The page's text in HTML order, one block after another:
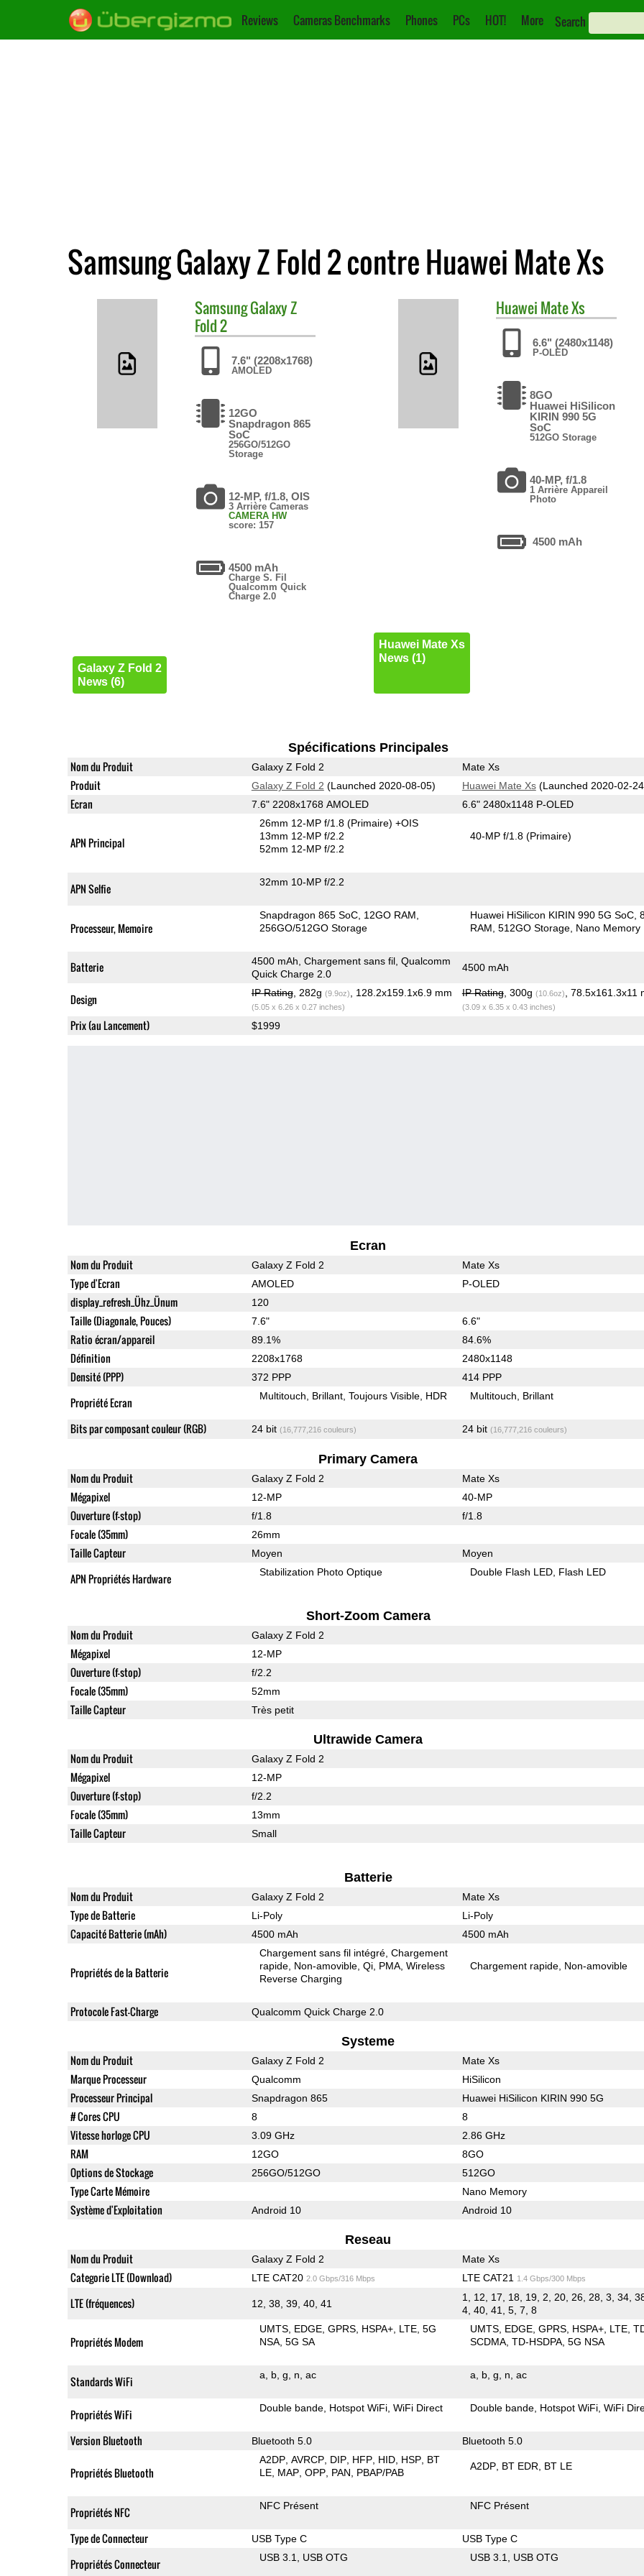
Reviews Cameras Benchmarks Phones PCs HOT! More Search
Samsung Galaxy Z Fold 2 contre Huawei Mate Xs
SamsungGalaxy Z
Fold 2
7.6" (2208x1768)
AMOLED
12GO
Snapdragon 865
SoC
256GO/512GO
Storage
12-MP, f/1.8, OIS
3 Arrière Cameras
CAMERA HW
score: 157
4500 mAh
Charge S. Fil
Qualcomm Quick
Charge 2.0
Galaxy Z Fold 2
News (6)
Huawei Mate Xs
6.6" (2480x1148)
P-OLED
8GO
Huawei HiSilicon
KIRIN 990 5G
SoC
512GO Storage
40-MP, f/1.8
1 Arrière Appareil
Photo
4500 mAh
Huawei Mate Xs
News (1)
Spécifications Principales
Nom du Produit Galaxy Z Fold 2 Mate Xs
Produit Galaxy Z Fold 2 (Launched 2020-08-05) Huawei Mate Xs(Launched 2020-02-
Ecran 7.6" 2208x1768 AMOLED 6.6" 2480x1148 P-OLED
APN Principal
26mm 12-MP f/1.8(Primaire) +OIS
13mm 12-MP f/2.2
52mm 12-MP f/2.2
40-MP f/1.8(Primaire)
APN Selfie 32mm 10-MP f/2.2
Processeur, Memoire
Snapdragon 865 SoC 12GO RAM
256GO/512GO Storage
Huawei HiSilicon KIRIN 990 5G SoC
RAM 512GO Storage Nano Memory
Batterie
4500 mAh, Chargement sans fil, Qualcomm
Quick Charge 2.0
4500 mAh
Design IP Rating, 282g (9.9oz) , 128.2x159.1x6.9 mm
(5.05 x 6.26 x 0.27 inches)
IP Rating, 300g (10.6oz) , 78.5x161.3x11
(3.09 x 6.35 x 0.43 inches)
Prix (au Lancement) $1999
Ecran
Nom du Produit Galaxy Z Fold 2 Mate Xs
Type d'Ecran AMOLED P-OLED
display_refresh_Ühz_Ünum 120
Taille (Diagonale, Pouces) 7.6" 6.6"
Ratio écran/appareil 89.1% 84.6%
Définition 2208x1768 2480x1148
Densité (PPP) 372 PPP 414 PPP
Propriété Ecran Multitouch Brillant Toujours Visible HDR Multitouch Brillant
Bits par composant couleur (RGB) 24 bit (16,777,216 couleurs) 24 bit (16,777,216 couleurs)
Primary Camera
Nom du Produit Galaxy Z Fold 2 Mate Xs
Mégapixel 12-MP 40-MP
Ouverture (f-stop) f/1.8 f/1.8
Focale (35mm) 26mm
Taille Capteur Moyen Moyen
APN Propriétés Hardware Stabilization Photo Optique Double Flash LED Flash LED
Short-Zoom Camera
Nom du Produit Galaxy Z Fold 2
Mégapixel 12-MP
Ouverture (f-stop) f/2.2
Focale (35mm) 52mm
Taille Capteur Très petit
Ultrawide Camera
Nom du Produit Galaxy Z Fold 2
Mégapixel 12-MP
Ouverture (f-stop) f/2.2
Focale (35mm) 13mm
Taille Capteur Small
Batterie
Nom du Produit Galaxy Z Fold 2 Mate Xs
Type de Batterie Li-Poly Li-Poly
Capacité Batterie (mAh) 4500 mAh 4500 mAh
Propriétés de la Batterie
Chargement sans fil intégré Chargement
rapide Non-amovible Qi PMA Wireless
Reverse Charging
Chargement rapide Non-amovible
Protocole Fast-Charge Qualcomm Quick Charge 2.0
Systeme
Nom du Produit Galaxy Z Fold 2 Mate Xs
Marque Processeur Qualcomm HiSilicon
Processeur Principal Snapdragon 865 Huawei HiSilicon KIRIN 990 5G
# Cores CPU 8 8
Vitesse horloge CPU 3.09 GHz 2.86 GHz
RAM 12GO 8GO
Options de Stockage 256GO/512GO 512GO
Type Carte Mémoire Nano Memory
Système d'Exploitation Android 10 Android 10
Reseau
Nom du Produit Galaxy Z Fold 2 Mate Xs
Categorie LTE (Download) LTE CAT20 2.0 Gbps/316 Mbps LTE CAT21 1.4 Gbps/300 Mbps
LTE (fréquences) 12, 38, 39, 40, 41
1, 12, 17, 18, 19, 2, 20, 26, 28, 3, 34,
4, 40, 41, 5, 7, 8
Propriétés Modem
UMTS EDGE GPRS HSPA+ LTE 5G
NSA 5G SA
UMTS EDGE GPRS HSPA+ LTE
SCDMA TD-HSDPA 5G NSA
Standards WiFi a b g n ac a b g n ac
Propriétés WiFi Double bande Hotspot WiFi WiFi Direct Double bande Hotspot WiFi WiFi
Version Bluetooth Bluetooth 5.0 Bluetooth 5.0
Propriétés Bluetooth
A2DP AVRCP DIP HFP HID HSP BT
LE MAP OPP PAN PBAP/PAB
A2DP BT EDR BT LE
Propriétés NFC NFC Présent NFC Présent
Type de Connecteur USB Type C USB Type C
Propriétés Connecteur USB 3.1 USB OTG USB 3.1 USB OTG